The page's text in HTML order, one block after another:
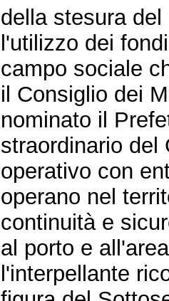
della stesura
l'utilizzo dei
campo sociale
il Consiglio dei
nominato il
straordinario del
operativo con
operano nel
continuità e
al porto e
l'interpellante